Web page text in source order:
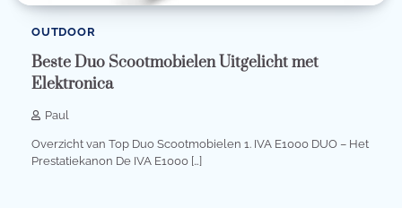
OUTDOOR
Beste Duo Scootmobielen Uitgelicht met
Elektronica
Paul
Overzicht van Top Duo Scootmobielen 1. IVA E1000 DUO – Het
Prestatiekanon De IVA E1000 […]